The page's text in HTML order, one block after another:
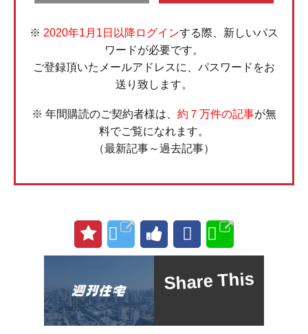
※ 2020年1月1日以降ログインする際、新しいパス
ワードが必要です。
ご登録頂いたメールアドレスに、パスワードをお
送り致します。
※ 年間購読のご契約者様は、 約７万件の記事が無
料でご覧になれます。
（最新記事～過去記事）
Share This